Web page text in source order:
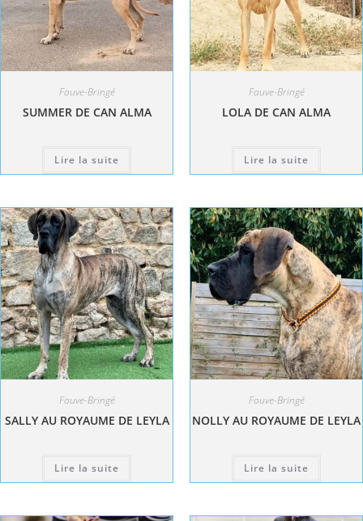
Fauve-Bringé
SUMMER DE CAN ALMA
Lire la suite
Fauve-Bringé
LOLA DE CAN ALMA
Lire la suite
Fauve-Bringé
SALLY AU ROYAUME DE LEYLA
Lire la suite
Fauve-Bringé
NOLLY AU ROYAUME DE LEYLA
Lire la suite